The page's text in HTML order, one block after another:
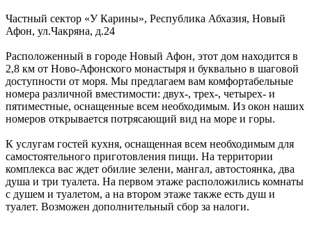
Частный сектор «У Карины», Республика Абхазия, Новый
Афон, ул.Чакряна, д.24
Расположенный в городе Новый Афон, этот дом находится в
2,8 км от Ново-Афонского монастыря и буквально в шаговой
доступности от моря. Мы предлагаем вам комфортабельные
номера различной вместимости: двух-, трех-, четырех- и
пятиместные, оснащенные всем необходимым. Из окон наших
номеров открывается потрясающий вид на море и горы.
К услугам гостей кухня, оснащенная всем необходимым для
самостоятельного приготовления пищи. На территории
комплекса вас ждет обилие зелени, мангал, автостоянка, два
душа и три туалета. На первом этаже расположились комнаты
с душем и туалетом, а на втором этаже также есть душ и
туалет. Возможен дополнительный сбор за налоги.